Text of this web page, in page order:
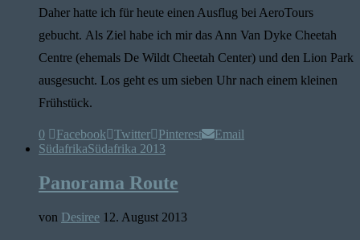
Daher hatte ich für heute einen Ausflug bei AeroTours
gebucht. Als Ziel habe ich mir das Ann Van Dyke Cheetah
Centre (ehemals De Wildt Cheetah Center) und den Lion Park
ausgesucht. Los geht es um sieben Uhr nach einem kleinen
Frühstück.
0 Facebook Twitter Pinterest
Email
SüdafrikaSüdafrika 2013
Panorama Route
von Desiree 12. August 2013